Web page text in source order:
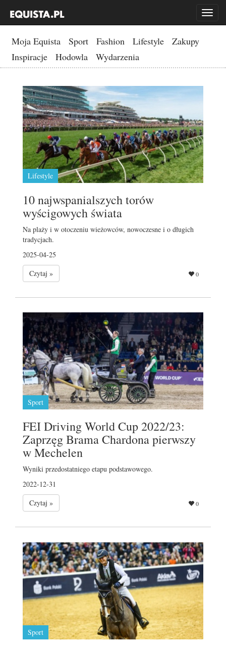
Toggle
Moja Equista Sport Fashion Lifestyle
Zakupy
Inspiracje
Hodowla Wydarzenia
Lifestyle
10 najwspanialszych torów
wyścigowych świata
Na plaży i w otoczeniu wieżowców, nowoczesne i o długich
tradycjach.
2025-04-25
Czytaj »
0
Sport
FEI Driving World Cup 2022/23:
Zaprzęg Brama Chardona pierwszy
w Mechelen
Wyniki przedostatniego etapu podstawowego.
2022-12-31
Czytaj »
0
Sport